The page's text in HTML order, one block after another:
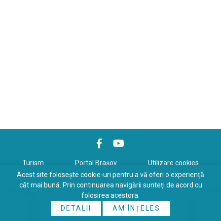
Turism Portal Braşov Utilizare cookies
Politică de confidenţialitate
Copyrights © 2026 All Rights Reserved. Powered by
Online
Acest site folosește cookie-uri pentru a vă oferi o experiență
cât mai bună. Prin continuarea navigării sunteți de acord cu
folosirea acestora.
DETALII
AM ÎNȚELES